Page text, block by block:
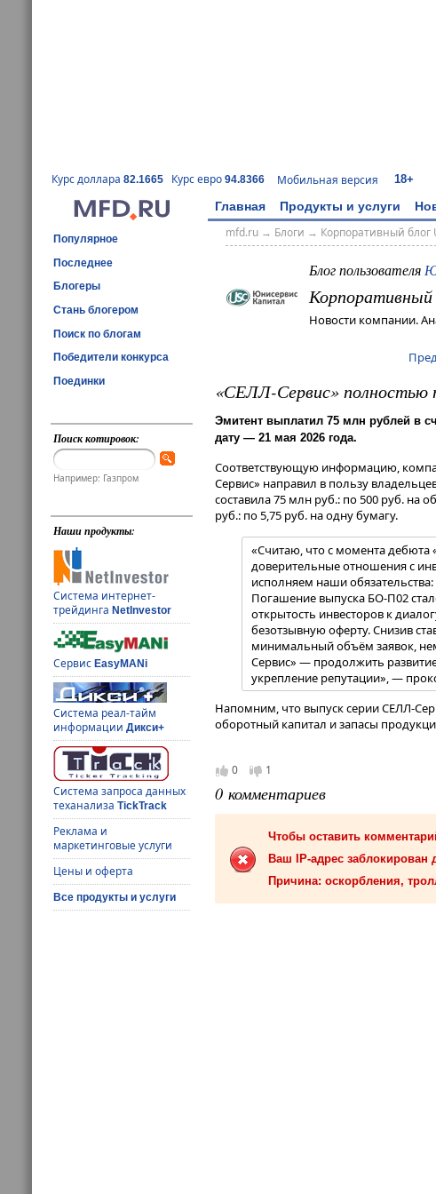
Курс доллара 82.1665 Курс евро 94.8366 Мобильная версия 18+
Главная Продукты и услуги
Популярное
Последнее
Блогеры
Стань блогером
Поиск по блогам
Победители конкурса
Поединки
Поиск котировок:
Например: Газпром
Наши продукты:
Система интернет-
трейдингаNetInvestor
СервисEasyMANi
Система реал-тайм
информацииДикси+
Система запроса данных
теханализаTickTrack
Реклама и
маркетинговые услуги
Цены и оферта
Все продукты и услуги
mfd.ru→ Блоги → Корпоративный блог
Блог пользователя
Корпоративный
Новости компании.
«СЕЛЛ-Сервис» полностью
Эмитент выплатил 75 млн рублей в
дату — 21 мая 2026 года.
Соответствующую информацию,
Сервис» направил в пользу
составила 75 млн руб.: по 500 руб. на
руб.: по 5,75 руб. на одну бумагу.
«Считаю, что с момента
доверительные отношения с
исполняем наши
Погашение выпуска БО-П02
открытость инвесторов к
безотзывную оферту. Снизив
минимальный объём заявок,
Сервис» — продолжить
укрепление репутации», —
Напомним, что выпуск серии СЕЛЛ-
оборотный капитал и запасы
0 1
0 комментариев
Чтобы оставить
Ваш IP-адрес заблокирован
Причина: оскорбления,